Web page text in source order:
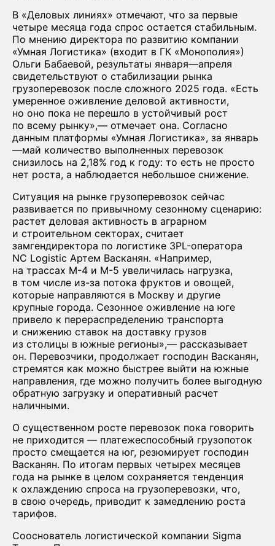
В «Деловых линиях» отмечают, что за первые
четыре месяца года спрос остается стабильным.
По мнению директора по развитию компании
«Умная Логистика» (входит в ГК «Монополия»)
Ольги Бабаевой, результаты января—апреля
свидетельствуют о стабилизации рынка
грузоперевозок после сложного 2025 года. «Есть
умеренное оживление деловой активности,
но оно пока не перешло в устойчивый рост
по всему рынку»,— отмечает она. Согласно
данным платформы «Умная Логистика», за январь
—май количество выполненных перевозок
снизилось на 2,18% год к году: то есть не просто
нет роста, а наблюдается небольшое снижение.
Ситуация на рынке грузоперевозок сейчас
развивается по привычному сезонному сценарию:
растет деловая активность в аграрном
и строительном секторах, считает
замгендиректора по логистике 3PL-оператора
NC Logistic Артем Васканян. «Например,
на трассах М-4 и М-5 увеличилась нагрузка,
в том числе из-за потока фруктов и овощей,
которые направляются в Москву и другие
крупные города. Сезонное оживление на юге
привело к перераспределению транспорта
и снижению ставок на доставку грузов
из столицы в южные регионы»,— рассказывает
он. Перевозчики, продолжает господин Васканян,
стремятся как можно быстрее выйти на южные
направления, где можно получить более выгодную
обратную загрузку и оперативный расчет
наличными.
О существенном росте перевозок пока говорить
не приходится — платежеспособный грузопоток
просто смещается на юг, резюмирует господин
Васканян. По итогам первых четырех месяцев
года на рынке в целом сохраняется тенденция
к охлаждению спроса на грузоперевозки, что,
в свою очередь, приводит к замедлению роста
тарифов.
Сооснователь логистической компании Sigma